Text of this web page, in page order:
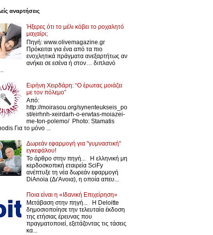
αναρτήσεις
Ήξερες ότι το μέλι κόβει το ροχαλητό
μαχαίρι;
Πηγή: www.olivemagazine.gr
Πρόκειται για ένα από τα πιο
ενοχλητικά πράγματα ανεξαρτήτως αν
ανήκει σε εσένα ή στον… διπλανό
Ειρήνη Χειρδάρη: “Ο έρωτας μοιάζει
με τον πόλεμο”
Από:
http://moirasou.org/synenteukseis_po
st/eirhnh-xeirdarh-o-erwtas-moiazei-
me-ton-polemo/ Photo: Stamatis
Για το μόνο ...
Δωρεάν εφαρμογή για "γυμναστική"
εγκεφάλου!
Το άρθρο στην πηγή... Η ελληνική μη
κερδοσκοπική εταιρεία SciFy
ανέπτυξε τη νέα δωρεάν εφαρμογή
DiAnoia (Δι'Ανοια), η οποία απευ...
Ποια είναι η «Ιδανική Επιχείρηση»
Μετάβαση στην πηγή... Η Deloitte
δημοσιοποίησε την τελευταία έκδοση
της ετήσιας έρευνας που
πραγματοποιεί, εξετάζοντας τις τάσεις
κα...